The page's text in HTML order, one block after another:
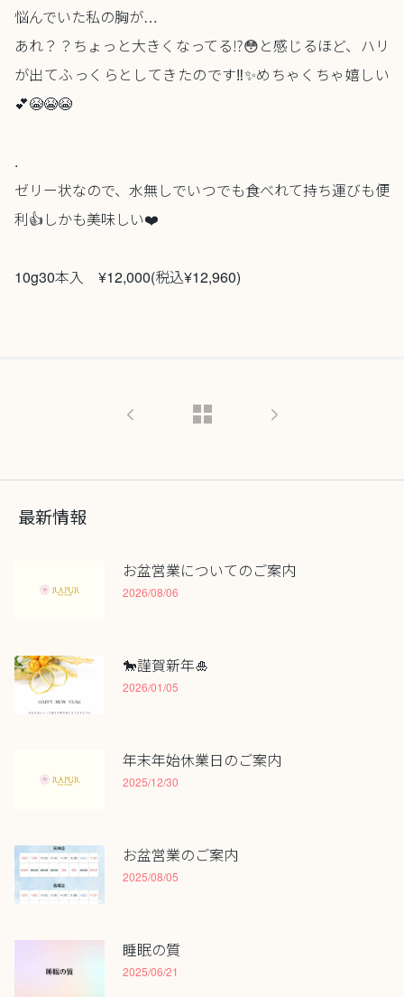
悩んでいた私の胸が…
あれ？？ちょっと大きくなってる⁉😳︎と感じるほど、ハリ
が出てふっくらとしてきたのです‼️✨めちゃくちゃ嬉しい
💕😭😭😭
.
ゼリー状なので、水無しでいつでも食べれて持ち運びも便
利👍しかも美味しい❤️
10g30本入 ¥12,000(税込¥12,960)
最新情報
お盆営業についてのご案内
2026/08/06
🐎謹賀新年🎍
2026/01/05
年末年始休業日のご案内
2025/12/30
お盆営業のご案内
2025/08/05
睡眠の質
2025/06/21